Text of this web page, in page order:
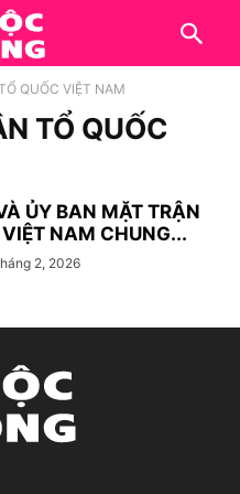
QUỐC VIỆT NAM
TỔ QUỐC
ỦY BAN MẶT TRẬN
VIỆT NAM CHUNG...
2, 2026